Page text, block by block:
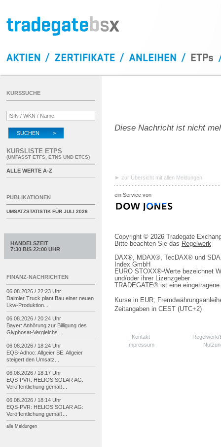
Diese Nachricht ist nicht
zur Übersicht mit allen Meldungen
ein Service von
Copyright © 2026 Tradegate
Bitte beachten Sie das Regelwerk
DAX®, MDAX®, TecDAX® und
Index GmbH
EURO STOXX®-Werte bezeichnet
und/oder ihrer Lizenzgeber
TRADEGATE® ist eine
Kurse in EUR;
Zeitangaben in CEST (UTC+2)
Kontakt
Impressum
KURSSUCHE
SUCHEN >
KURSLISTE ETPS
(UMFASST ETFS, ETNS UND ETCS)
ALLE WERTE A-Z
PUBLIKATIONEN
UMSATZSTATISTIK FÜR JULI 2026
HANDELSZEIT
7:30 BIS 22:00 UHR
FINANZ-NACHRICHTEN
06.08.2026 / 22:23 Uhr
Daimler Truck plant Bau einer neuen
Lkw-Produktion...
06.08.2026 / 20:24 Uhr
Bayer: Anhörung zur Billigung des
Glyphosat-Vergleichs...
06.08.2026 / 18:24 Uhr
EQS-Adhoc: Allgeier SE: Allgeier
steigert den Umsatz...
06.08.2026 / 18:17 Uhr
EQS-PVR: HELIOS SOLAR AG:
Veröffentlichung gemäß...
06.08.2026 / 18:14 Uhr
EQS-PVR: HELIOS SOLAR AG:
Veröffentlichung gemäß...
alle Meldungen